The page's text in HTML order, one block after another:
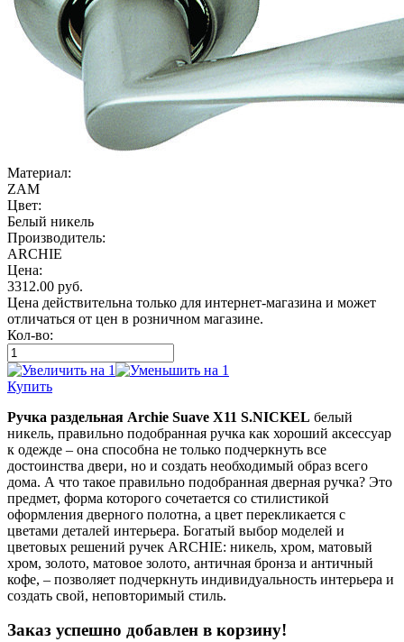
Материал:
ZAM
Цвет:
Белый никель
Производитель:
ARCHIE
Цена:
3312.00 руб.
Цена действительна только для интернет-магазина и может
отличаться от цен в розничном магазине.
Кол-во:
Купить
Ручка раздельная Archie Suave X11 S.NICKEL белый
никель, правильно подобранная ручка как хороший аксессуар
к одежде – она способна не только подчеркнуть все
достоинства двери, но и создать необходимый образ всего
дома. А что такое правильно подобранная дверная ручка? Это
предмет, форма которого сочетается со стилистикой
оформления дверного полотна, а цвет перекликается с
цветами деталей интерьера. Богатый выбор моделей и
цветовых решений ручек ARCHIE: никель, хром, матовый
хром, золото, матовое золото, античная бронза и античный
кофе, – позволяет подчеркнуть индивидуальность интерьера и
создать свой, неповторимый стиль.
Заказ успешно добавлен в корзину!